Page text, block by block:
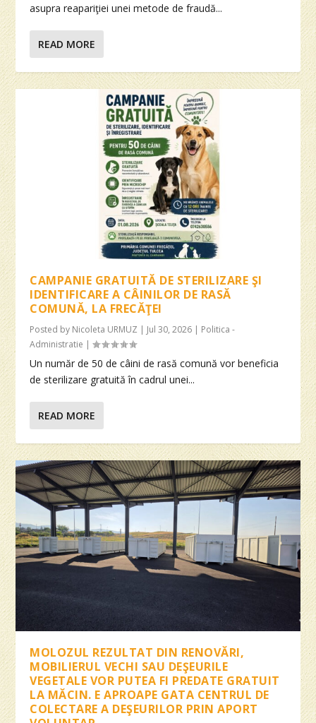
asupra reapariţiei unei metode de fraudă...
READ MORE
CAMPANIE GRATUITĂ DE STERILIZARE ŞI
IDENTIFICARE A CÂINILOR DE RASĂ
COMUNĂ, LA FRECĂŢEI
Posted by Nicoleta URMUZ | Jul 30, 2026 | Politica -
Administratie |
Un număr de 50 de câini de rasă comună vor beneficia
de sterilizare gratuită în cadrul unei...
READ MORE
MOLOZUL REZULTAT DIN RENOVĂRI,
MOBILIERUL VECHI SAU DEŞEURILE
VEGETALE VOR PUTEA FI PREDATE GRATUIT
LA MĂCIN. E APROAPE GATA CENTRUL DE
COLECTARE A DEŞEURILOR PRIN APORT